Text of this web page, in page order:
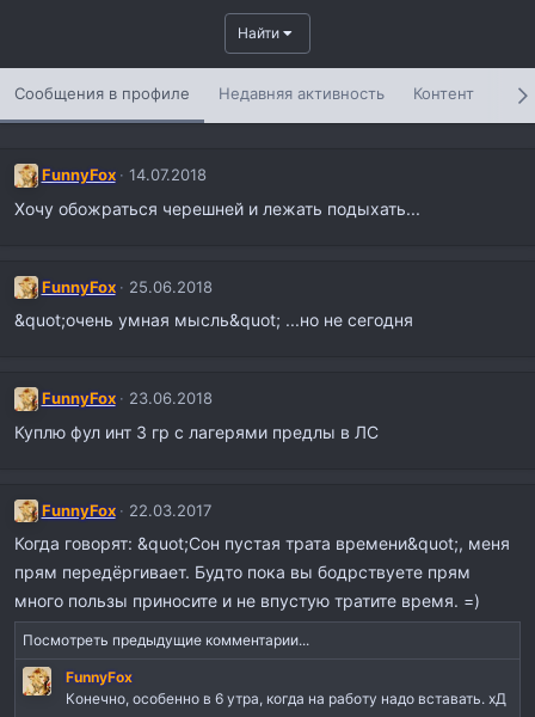
Найти
Сообщения в профиле Недавняя активность Контент
FunnyFox 14.07.2018
Хочу обожраться черешней и лежать подыхать...
FunnyFox 25.06.2018
&quot;очень умная мысль&quot; ...но не сегодня
FunnyFox 23.06.2018
Куплю фул инт 3 гр с лагерями предлы в ЛС
FunnyFox 22.03.2017
Когда говорят: &quot;Сон пустая трата времени&quot;, меня
прям передёргивает. Будто пока вы бодрствуете прям
много пользы приносите и не впустую тратите время. =)
Посмотреть предыдущие комментарии...
FunnyFox
Конечно, особенно в 6 утра, когда на работу надо вставать. хД